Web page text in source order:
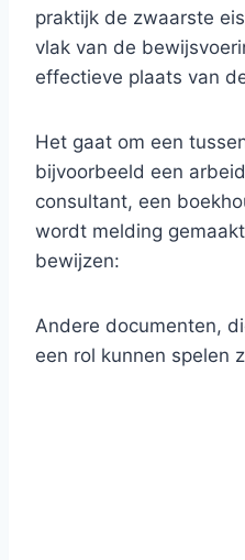
praktijk de zwaarste
vlak van de
effectieve plaats van
Het gaat om een
bijvoorbeeld een
consultant, een
wordt melding
bewijzen:
Andere documenten,
een rol kunnen spelen